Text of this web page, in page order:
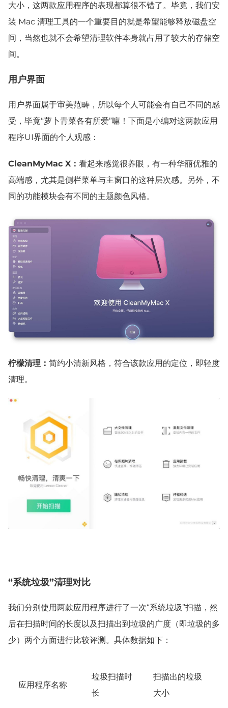
大小，这两款应用程序的表现都算很不错了。毕竟，我们安
装 Mac 清理工具的一个重要目的就是希望能够释放磁盘空
间，当然也就不会希望清理软件本身就占用了较大的存储空
间。
用户界面
用户界面属于审美范畴，所以每个人可能会有自己不同的感
受，毕竟“萝卜青菜各有所爱”嘛！下面是小编对这两款应用
程序UI界面的个人观感：
CleanMyMac X： 看起来感觉很养眼，有一种华丽优雅的
高端感，尤其是侧栏菜单与主窗口的这种层次感。另外，不
同的功能模块会有不同的主题颜色风格。
柠檬清理： 简约小清新风格，符合该款应用的定位，即轻度
清理。
“系统垃圾”清理对比
我们分别使用两款应用程序进行了一次“系统垃圾”扫描，然
后在扫描时间的长度以及扫描出到垃圾的广度（即垃圾的多
少）两个方面进行比较评测。具体数据如下：
应用程序名称
垃圾扫描时
长
扫描出的垃圾
大小